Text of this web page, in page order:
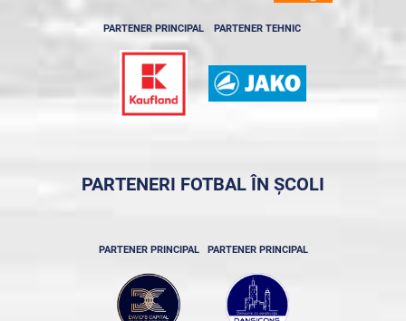
PARTENER PRINCIPAL PARTENER TEHNIC
PARTENERI FOTBAL ÎN ȘCOLI
PARTENER PRINCIPAL PARTENER PRINCIPAL